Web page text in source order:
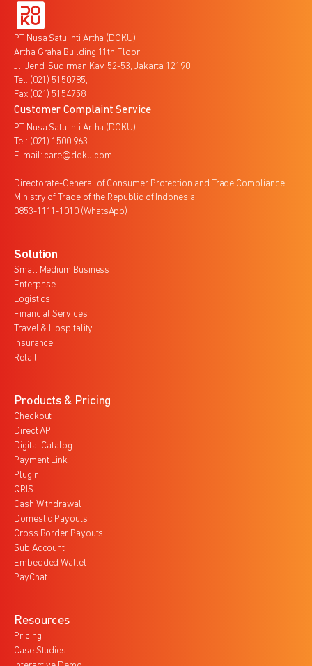
PT Nusa Satu Inti Artha (DOKU)
Artha Graha Building 11th Floor
Jl. Jend. Sudirman Kav. 52-53, Jakarta 12190
Tel. (021) 5150785,
Fax (021) 5154758
Customer Complaint Service
PT Nusa Satu Inti Artha (DOKU)
Tel: (021) 1500 963
E-mail: care@doku.com
Directorate-General of Consumer Protection and Trade Compliance,
Ministry of Trade of the Republic of Indonesia,
0853-1111-1010 (WhatsApp)
Solution
Small Medium Business
Enterprise
Logistics
Financial Services
Travel & Hospitality
Insurance
Retail
Products & Pricing
Checkout
Direct API
Digital Catalog
Payment Link
Plugin
QRIS
Cash Withdrawal
Domestic Payouts
Cross Border Payouts
Sub Account
Embedded Wallet
PayChat
Resources
Pricing
Case Studies